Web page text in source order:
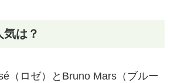
気は？
（ロゼ）とBruno Mars（ブルー